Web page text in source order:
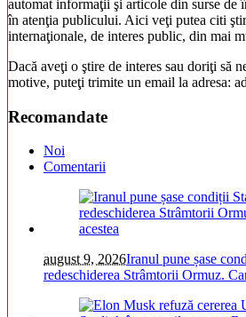
automat informaţii şi articole din surse de
în atenţia publicului. Aici veţi putea citi
internaţionale, de interes public, din mai
Dacă aveţi o ştire de interes sau doriţi să
motive, puteţi trimite un email la adresa:
Recomandate
Noi
Comentarii
august 9, 2026Iranul pune șase
redeschiderea Strâmtorii Ormuz.